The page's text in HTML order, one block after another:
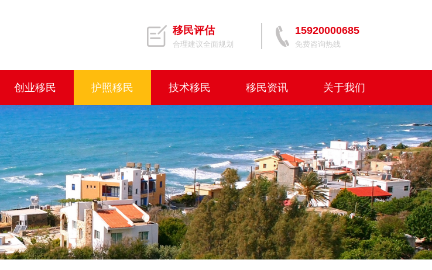
15920000685
免费咨询热线
移民评估
合理建议全面规划
创业移民 护照移民 技术移民 移民资讯 关于我们